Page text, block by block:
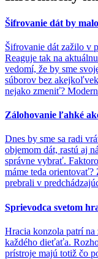
Šifrovanie dát by
Šifrovanie dát zažilo v
Reaguje tak na
vedomí, že by sme
súborov bez
nejako zmeniť?
Zálohovanie ľahké
Dnes by sme sa radi
objemom dát, rastú aj
správne vybrať.
máme teda orientovať?
prebrali v
Sprievodca svetom
Hracia konzola patrí
každého dieťaťa.
prístroje majú totiž čo